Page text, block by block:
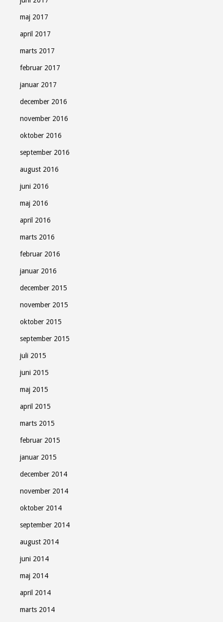
maj 2017
april 2017
marts 2017
februar 2017
januar 2017
december 2016
november 2016
oktober 2016
september 2016
august 2016
juni 2016
maj 2016
april 2016
marts 2016
februar 2016
januar 2016
december 2015
november 2015
oktober 2015
september 2015
juli 2015
juni 2015
maj 2015
april 2015
marts 2015
februar 2015
januar 2015
december 2014
november 2014
oktober 2014
september 2014
august 2014
juni 2014
maj 2014
april 2014
marts 2014